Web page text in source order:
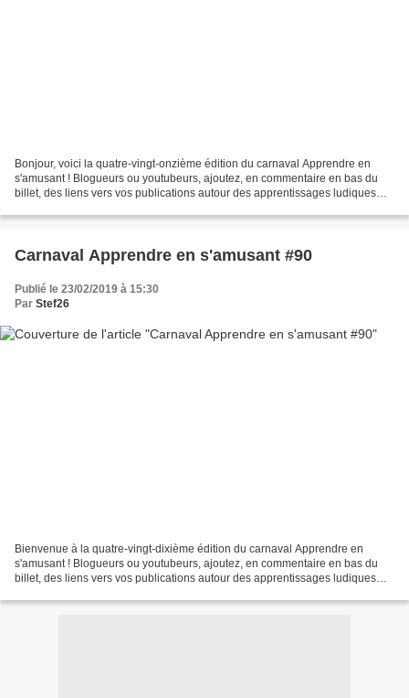
Bonjour, voici la quatre-vingt-onzième édition du carnaval Apprendre en
s'amusant ! Blogueurs ou youtubeurs, ajoutez, en commentaire en bas du
billet, des liens vers vos publications autour des apprentissages ludiques
Carnaval Apprendre en s'amusant #90
Publié le 23/02/2019 à 15:30
Par Stef26
Bienvenue à la quatre-vingt-dixième édition du carnaval Apprendre en
s'amusant ! Blogueurs ou youtubeurs, ajoutez, en commentaire en bas du
billet, des liens vers vos publications autour des apprentissages ludiques